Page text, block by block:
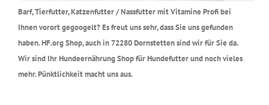
Barf, Tierfutter, Katzenfutter / Nassfutter mit Vitamine Profi bei
Ihnen vorort gegoogelt? Es freut uns sehr, dass Sie uns gefunden
haben. HF.org Shop, auch in 72280 Dornstetten sind wir für Sie da.
Wir sind Ihr Hundeernährung Shop für Hundefutter und noch vieles
mehr. Pünktlichkeit macht uns aus.